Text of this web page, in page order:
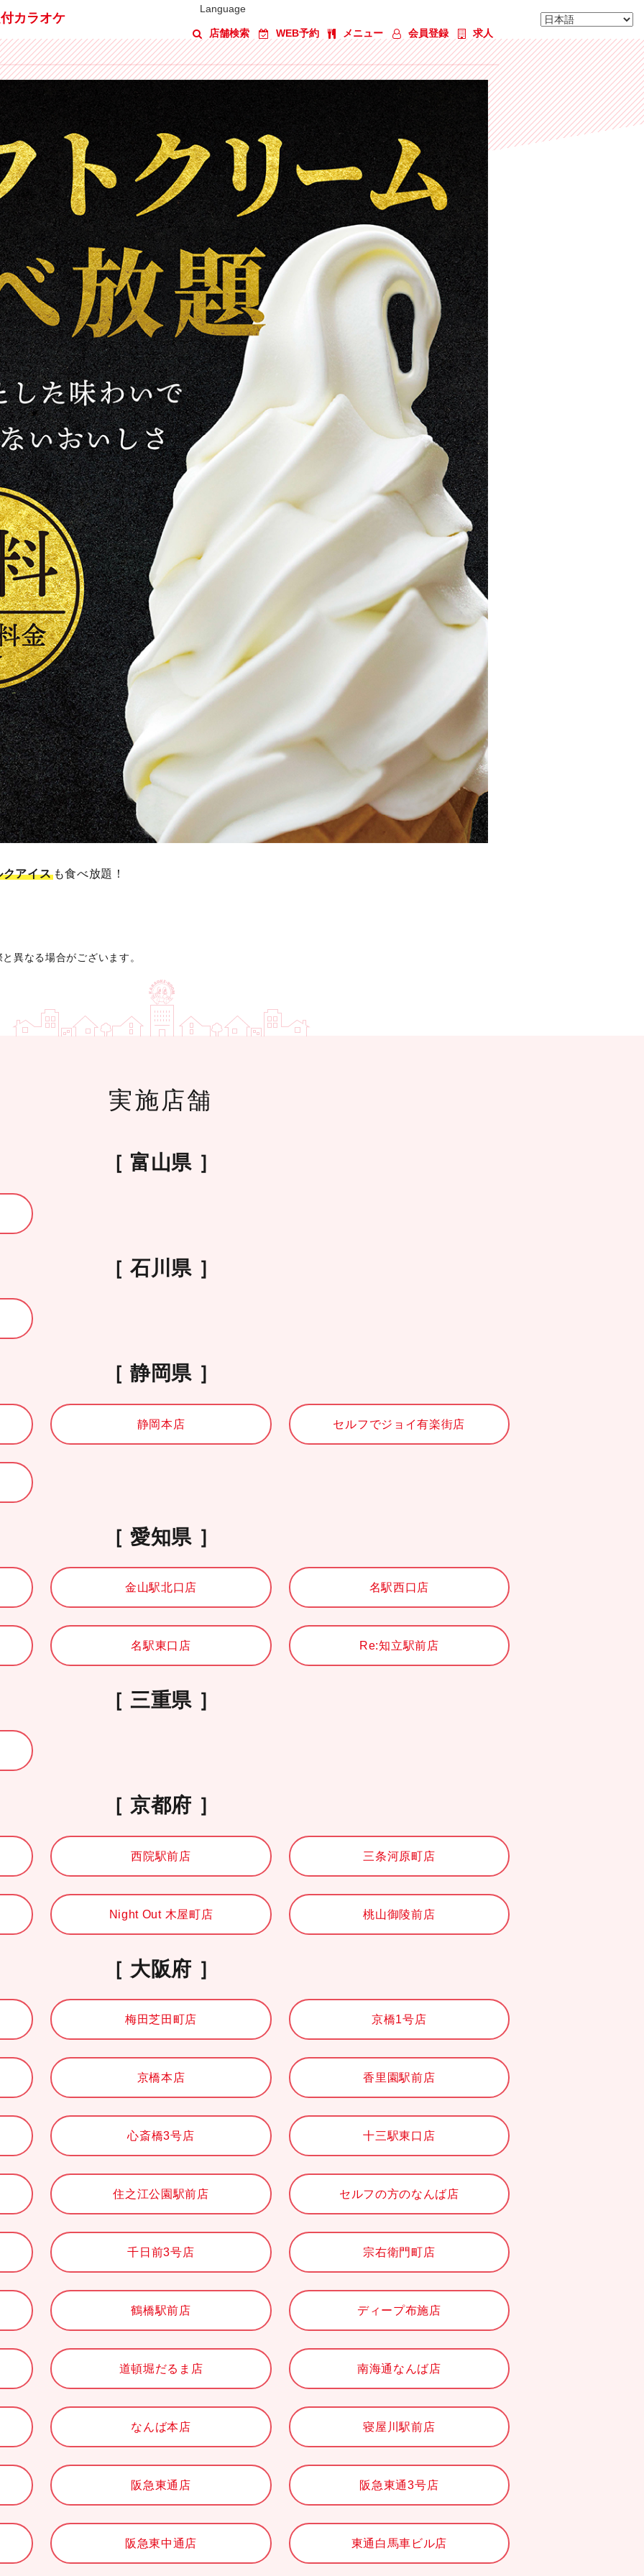
カラオケ
Language
店舗検索 WEB予約 メニュー 会員登録 求人
クアイスも食べ放題！
異なる場合がございます。
実施店舗
富山県
石川県
静岡県
静岡本店 セルフでジョイ有楽街店
愛知県
金山駅北口店 名駅西口店
名駅東口店 Re:知立駅前店
三重県
京都府
西院駅前店 三条河原町店
Night Out 木屋町店 桃山御陵前店
大阪府
梅田芝田町店 京橋1号店
京橋本店 香里園駅前店
心斎橋3号店 十三駅東口店
住之江公園駅前店 セルフの方のなんば店
千日前3号店 宗右衛門町店
鶴橋駅前店 ディープ布施店
道頓堀だるま店 南海通なんば店
なんば本店 寝屋川駅前店
阪急東通店 阪急東通3号店
阪急東中通店 東通白馬車ビル店